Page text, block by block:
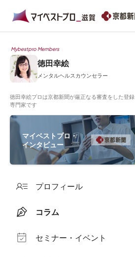
Mybestpro Members
徳田幸絵
メンタルヘルスカウンセラー
徳田幸絵プロは京都新聞が厳正なる審査をした登録
専門家です
マイベストプロ・
インタビュー
プロフィール
コラム
セミナー・イベント